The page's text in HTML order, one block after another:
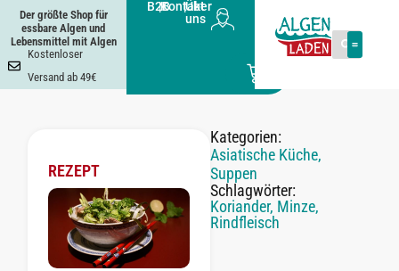
Der größte Shop für
essbare Algen und
Lebensmittel mit Algen
Kostenloser
Versand ab 49€
B2B
|Kontakt
|Über
uns
REZEPT
Kategorien:
Asiatische Küche,
Suppen
Schlagwörter:
Koriander, Minze,
Rindfleisch